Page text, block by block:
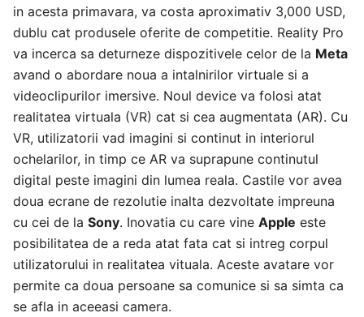
in acesta primavara, va costa aproximativ 3,000 USD,
dublu cat produsele oferite de competitie. Reality Pro
va incerca sa deturneze dispozitivele celor de la Meta
avand o abordare noua a intalnirilor virtuale si a
videoclipurilor imersive. Noul device va folosi atat
realitatea virtuala (VR) cat si cea augmentata (AR). Cu
VR, utilizatorii vad imagini si continut in interiorul
ochelarilor, in timp ce AR va suprapune continutul
digital peste imagini din lumea reala. Castile vor avea
doua ecrane de rezolutie inalta dezvoltate impreuna
cu cei de la Sony. Inovatia cu care vine Apple este
posibilitatea de a reda atat fata cat si intreg corpul
utilizatorului in realitatea vituala. Aceste avatare vor
permite ca doua persoane sa comunice si sa simta ca
se afla in aceeasi camera.